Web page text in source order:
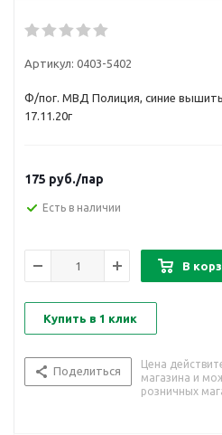
Артикул: 0403-5402
Ф/пог. МВД Полиция, синие
17.11.20г
175 руб./пар
Есть в наличии
В
Купить в 1 клик
Поделиться
Цена
магазина и
розничных